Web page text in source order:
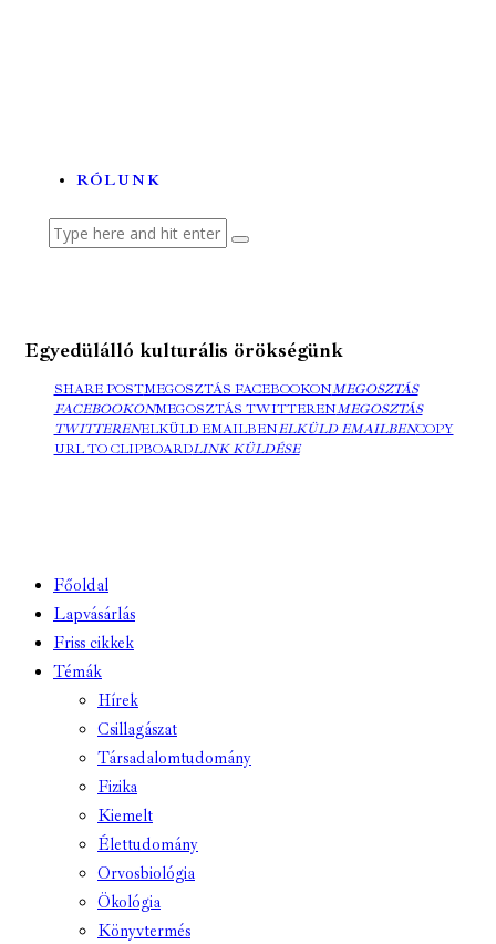
RÓLUNK
Egyedülálló kulturális örökségünk
SHARE POSTMEGOSZTÁS FACEBOOKONMEGOSZTÁS
FACEBOOKONMEGOSZTÁS TWITTERENMEGOSZTÁS
TWITTERENELKÜLD EMAILBENELKÜLD EMAILBENCOPY
URL TO CLIPBOARDLINK KÜLDÉSE
Főoldal
Lapvásárlás
Friss cikkek
Témák
Hírek
Csillagászat
Társadalomtudomány
Fizika
Kiemelt
Élettudomány
Orvosbiológia
Ökológia
Könyvtermés